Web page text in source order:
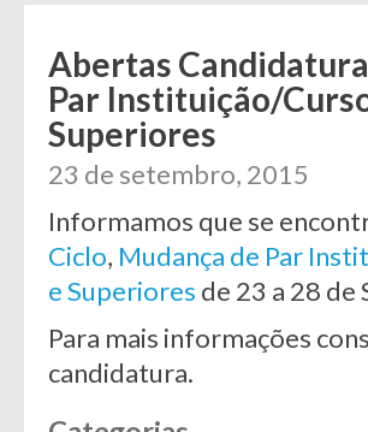
Abertas
Par Instituição/
Superiores
23 de setembro, 2015
Informamos que se
Ciclo, Mudança de Par
e Superiores de 23 a 28 de
Para mais informações
candidatura.